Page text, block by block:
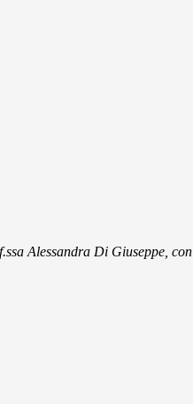
Alessandra Di Giuseppe,